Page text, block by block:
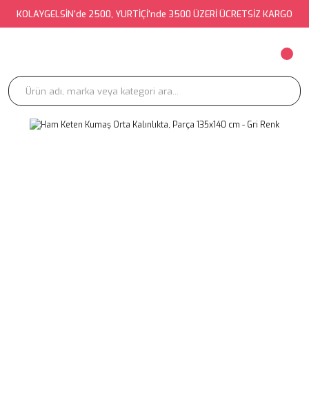
KOLAYGELSİN'de 2500, YURTİÇİ'nde 3500 ÜZERİ ÜCRETSİZ KARGO